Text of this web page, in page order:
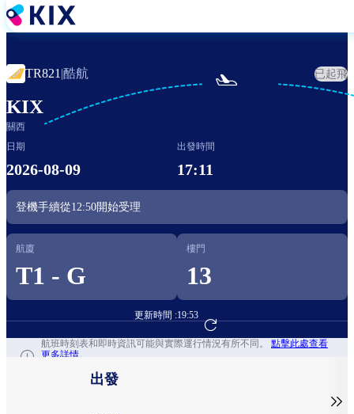
移
至
內
容
TR821 |酷航 已起飛
KIX
關西

日期
2026-08-09
出發時間
17:11
登機手續從12:50開始受理
航廈
T1 - G
樓門
13
更新時間 :19:53
前往航班預訂
航班時刻表和即時資訊可能與實際運行情況有所不同。 點擊此處查看
更多詳情。
出發
